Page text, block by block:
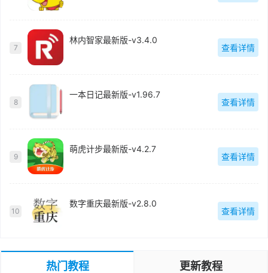
7
林内智家最新版-v3.4.0
查看详情
8
一本日记最新版-v1.96.7
查看详情
9
萌虎计步最新版-v4.2.7
查看详情
10
数字重庆最新版-v2.8.0
查看详情
热门教程 更新教程